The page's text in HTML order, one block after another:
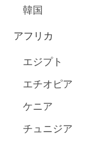
韓国
アフリカ
エジプト
エチオピア
ケニア
チュニジア